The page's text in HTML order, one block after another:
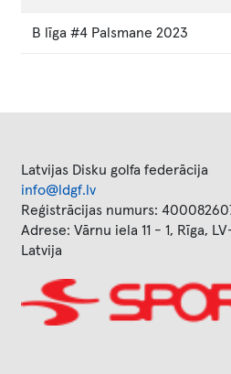
B līga #4 Palsmane 2023
Latvijas Disku golfa federācija
info@ldgf.lv
Reģistrācijas numurs:
Adrese: Vārnu iela 11 - 1, Rīga,
Latvija
Image